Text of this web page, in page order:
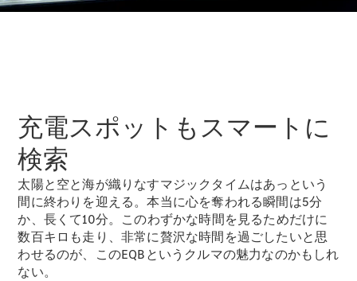
ンド
Mercedes-
AMG
Mercedes-
Maybach
ALL TIME
STARS
Defining
Class
充電スポットもスマートに
検索
太陽と空と海が織りなすマジックタイムはあっという
間に終わりを迎える。本当に心を奪われる瞬間は5分
か、長くて10分。このわずかな時間を見るためだけに
数百キロも走り、非常に贅沢な時間を過ごしたいと思
わせるのが、このEQBというクルマの魅力なのかもしれ
ない。